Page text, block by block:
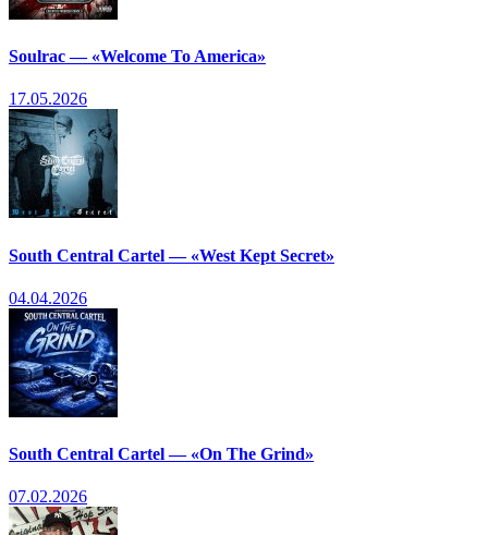
Soulrac — «Welcome To America»
17.05.2026
South Central Cartel — «West Kept Secret»
04.04.2026
South Central Cartel — «On The Grind»
07.02.2026